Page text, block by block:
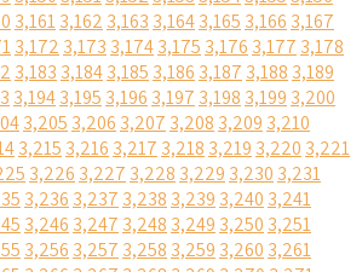
3,1613,162 3,163 3,1643,165 3,166 3,167
3,172 3,173 3,1743,175 3,176 3,177 3,178
3,183 3,1843,185 3,186 3,187 3,188 3,189
3,1943,195 3,196 3,197 3,198 3,199 3,200
3,205 3,206 3,207 3,208 3,209 3,210
3,215 3,216 3,217 3,218 3,219 3,220 3,221
3,226 3,227 3,228 3,229 3,230 3,231
3,236 3,237 3,238 3,239 3,240 3,241
3,246 3,247 3,248 3,249 3,250 3,251
3,256 3,257 3,258 3,259 3,260 3,261